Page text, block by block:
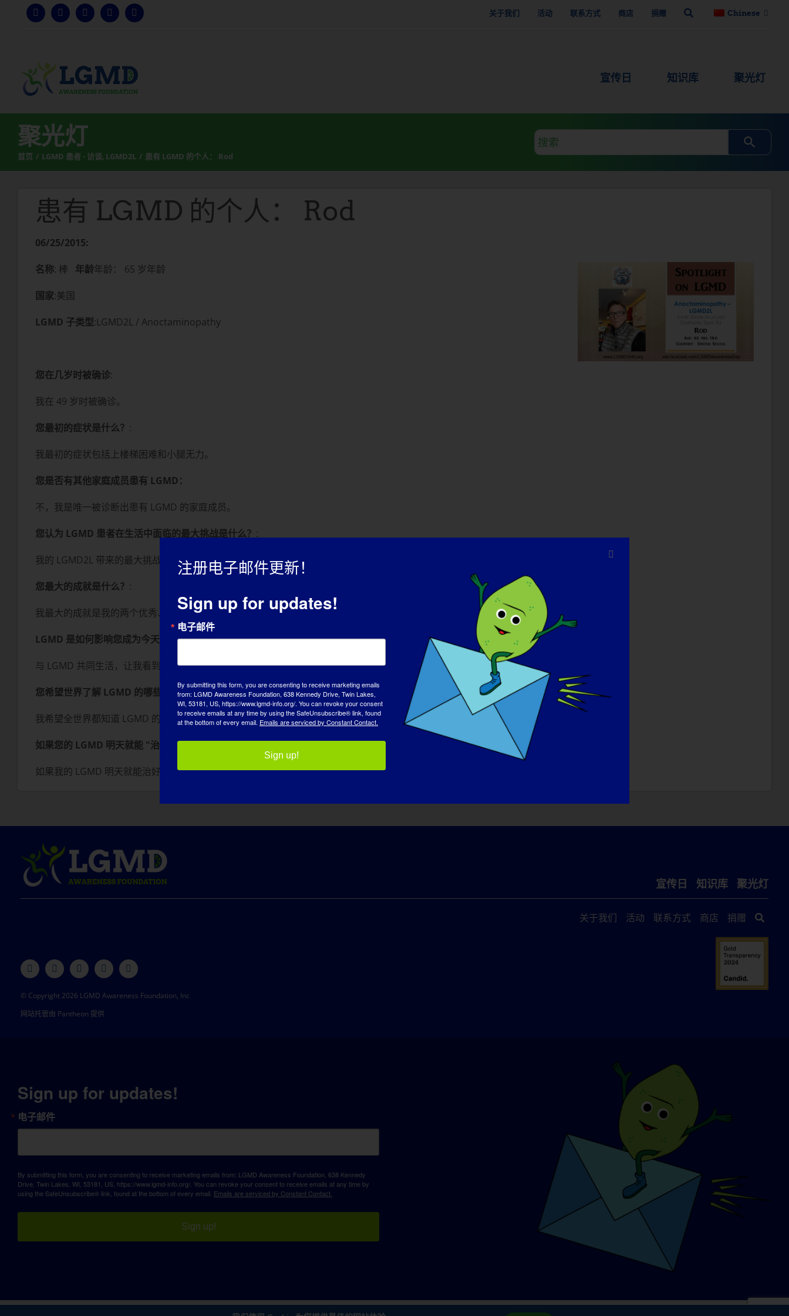
关于我们 活动 联系方式 商店 捐赠 Chinese
宣传日 知识库 聚光灯
聚光灯
首页 LGMD 患者 - 访谈 LGMD2L 患有 LGMD 的个人： Rod
搜
索
查
患有 LGMD 的个人： Rod
06/25/2015:
名称: 棒 年龄年龄： 65 岁年龄
国家:美国
LGMD 子类型:LGMD2L / Anoctaminopathy
您在几岁时被确诊:
我在 49 岁时被确诊。
您最初的症状是什么？ :
我最初的症状包括上楼梯困难和小腿无力。
您是否有其他家庭成员患有 LGMD：
不，我是唯一被诊断出患有 LGMD 的家庭成员。
您认为 LGMD 患者在生活中面临的最大挑战是什么？ :
我的 LGMD2L 带来的最大挑战是 1）行动不便；2）无法参加我喜爱的运动，如冲浪、滑雪和滑水。
您最大的成就是什么？ :
我最大的成就是我的两个优秀、成熟和美丽的女儿！
LGMD 是如何影响您成为今天的自己的？
与 LGMD 共同生活，让我看到了坚强、耐心和同情心。
您希望世界了解 LGMD 的哪些方面？:
我希望全世界都知道 LGMD 的存在以及它是什么。 大多数人从未听说过它。
如果您的 LGMD 明天就能 "治愈"，您首先想做的是什么？:
如果我的 LGMD 明天就能治好，我会做的第一件事就是去犹他州的滑石乡远足......最后再去河边钓钓鱼！
宣传日 知识库 聚光灯
关于我们 活动 联系方式 商店 捐赠
© Copyright 2026 LGMD Awareness Foundation, Inc
网站托管由 Pantheon 提供
Sign up for updates!
电子邮件
By submitting this form, you are consenting to receive marketing emails from: LGMD Awareness Foundation, 638 Kennedy
Drive, Twin Lakes, WI, 53181, US, https://www.lgmd-info.org/. You can revoke your consent to receive emails at any time by
using the SafeUnsubscribe® link, found at the bottom of every email. Emails are serviced by Constant Contact.
Sign up!
注册电子邮件更新！
Sign up for updates!
电子邮件
By submitting this form, you are consenting to receive marketing emails
from: LGMD Awareness Foundation, 638 Kennedy Drive, Twin Lakes,
WI, 53181, US, https://www.lgmd-info.org/. You can revoke your consent
to receive emails at any time by using the SafeUnsubscribe® link, found
at the bottom of every email. Emails are serviced by Constant Contact.
Sign up!